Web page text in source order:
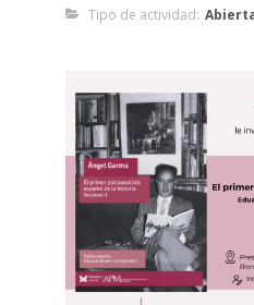
Tipo de actividad: